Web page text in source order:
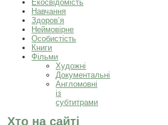
Екосвідомість
Навчання
Здоров’я
Неймовірне
Особистість
Книги
Фільми
Художні
Документальні
Англомовні
із
субтитрами
Хто на сайті